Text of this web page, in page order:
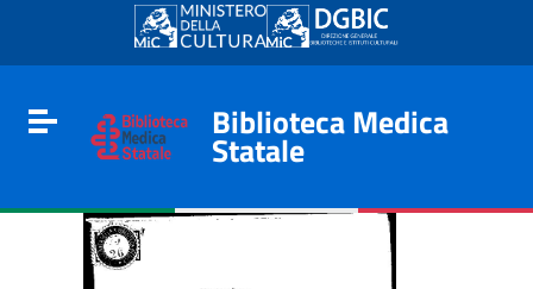
Go to content
Go to the navigation menu
Go to the footer
Toggle navigation
Biblioteca Medica
Statale